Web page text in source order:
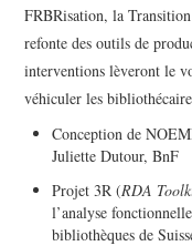
FRBRisation, la
refonte des outils de
interventions lèveront le
véhiculer les
Conception de
Juliette Dutour, BnF
Projet 3R (RDA
l’analyse
bibliothèques de